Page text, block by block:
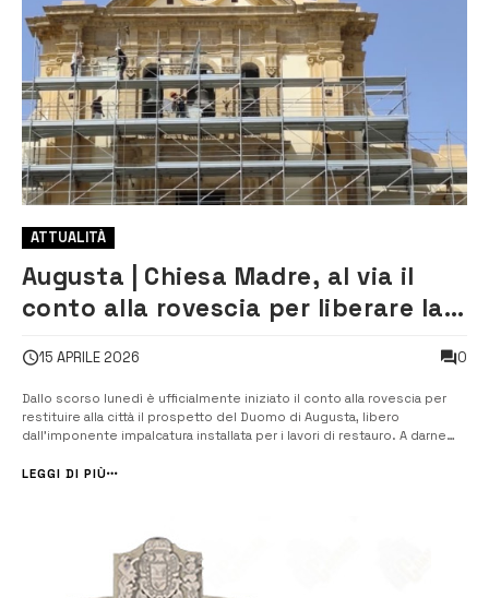
ATTUALITÀ
Augusta | Chiesa Madre, al via il
conto alla rovescia per liberare la
15 APRILE 2026 0
Dallo scorso lunedì è ufficialmente iniziato il conto alla rovescia per
restituire alla città il prospetto del Duomo di Augusta, libero
dall’imponente impalcatura installata per i lavori di restauro. A darne
sottolineando l’importanza di un intervento che riporta alla luce la
LEGGI DI PIÙ